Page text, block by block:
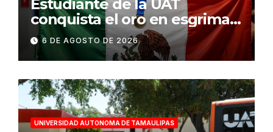
Estudiante de la UAT
conquista el oro en esgrima
en Santo Domingo 2026
6 DE AGOSTO DE 2026
UNIVERSIDAD AUTONOMA DE TAMAULIPAS